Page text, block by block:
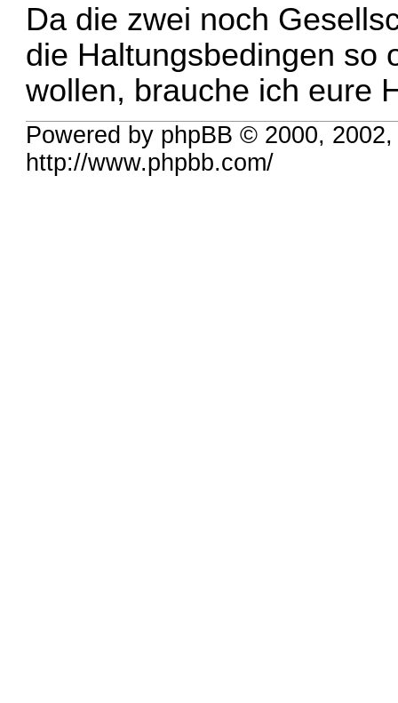
Da die zwei noch
die Haltungsbedingen so
wollen, brauche ich eure
Powered by phpBB © 2000,
http://www.phpbb.com/